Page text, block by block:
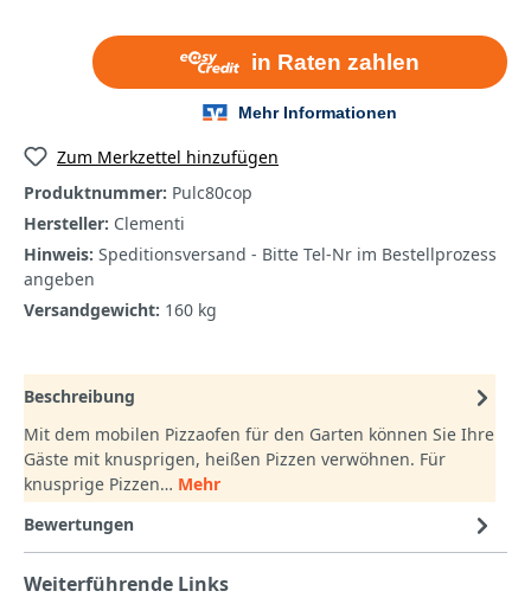
Zum Merkzettel hinzufügen
Produktnummer: Pulc80cop
Hersteller: Clementi
Hinweis: Speditionsversand - Bitte Tel-Nr im Bestellprozess
angeben
Versandgewicht: 160 kg
Beschreibung
Mit dem mobilen Pizzaofen für den Garten können Sie Ihre
Gäste mit knusprigen, heißen Pizzen verwöhnen. Für
knusprige Pizzen… Mehr
Bewertungen
Weiterführende Links